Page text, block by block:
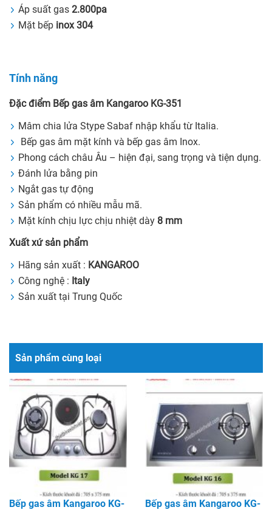
Áp suất gas 2.800pa
Mặt bếp inox 304
Tính năng
Đặc điểm Bếp gas âm Kangaroo KG-351
Mâm chia lửa Stype Sabaf nhập khẩu từ Italia.
Bếp gas âm mặt kính và bếp gas âm Inox.
Phong cách châu Âu – hiện đại, sang trọng và tiện dụng.
Đánh lửa bằng pin
Ngắt gas tự động
Sản phẩm có nhiều mẫu mã.
Mặt kính chịu lực chịu nhiệt dày 8 mm
Xuất xứ sản phẩm
Hãng sản xuất : KANGAROO
Công nghệ : Italy
Sản xuất tại Trung Quốc
Sản phẩm cùng loại
Bếp gas âm Kangaroo KG-
Bếp gas âm Kangaroo KG-